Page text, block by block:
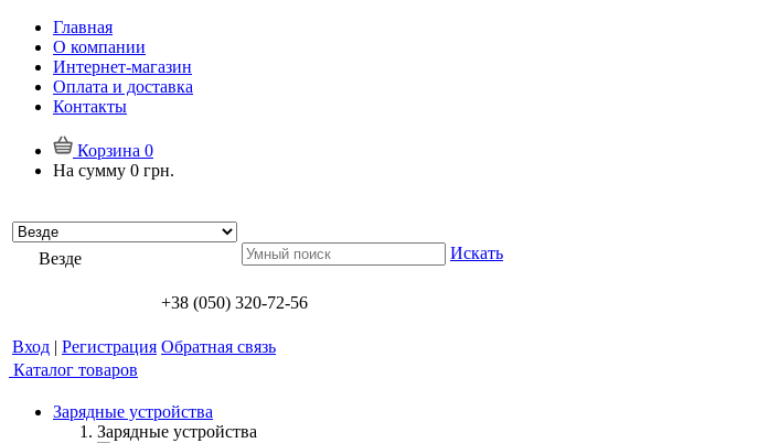
Главная
О компании
Интернет-магазин
Оплата и доставка
Контакты
Корзина 0
На сумму 0 грн.
Везде Искать
+38 (050) 320-72-56
Вход | Регистрация Обратная связь
Каталог товаров
Зарядные устройства
Зарядные устройства